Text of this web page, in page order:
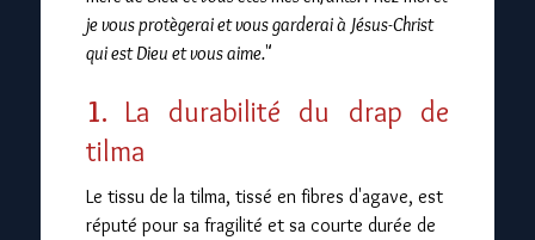
je vous protègerai et vous garderai à Jésus-Christ
qui est Dieu et vous aime."
1. La durabilité du drap de
tilma
Le tissu de la tilma, tissé en fibres d'agave, est
réputé pour sa fragilité et sa courte durée de